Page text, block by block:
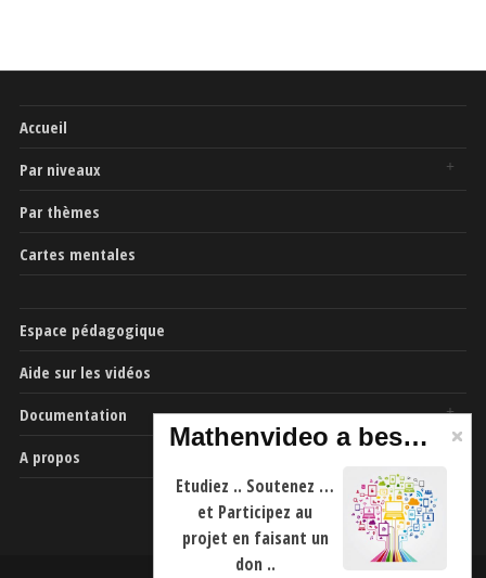
Accueil
Par niveaux
Par thèmes
Cartes mentales
Espace pédagogique
Aide sur les vidéos
Documentation
A propos
Mathenvideo a besoin de vous
Etudiez .. Soutenez …
et Participez au
projet en faisant un
don ..